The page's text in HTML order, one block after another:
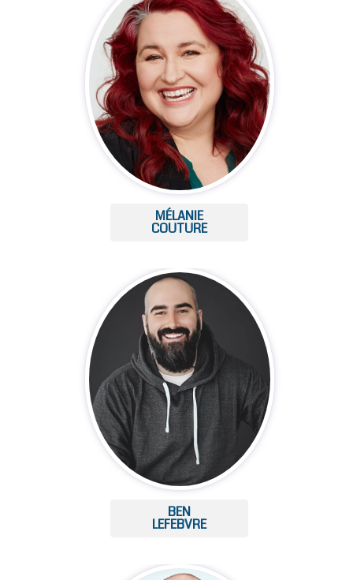
MÉLANIE
COUTURE
BEN
LEFEBVRE